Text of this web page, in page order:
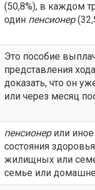
(50,8%), в каждом
один пенсионер
Это пособие
представления
доказать, что он
или через месяц
пенсионерили иное
состояния
жилищных или
семье или